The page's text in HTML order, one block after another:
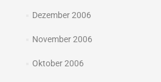
Dezember 2006
November 2006
Oktober 2006